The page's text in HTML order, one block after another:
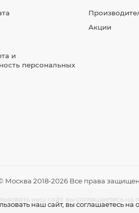
наш сайт, вы соглашаетесь на
и
персональных
Акции
Москва 2018-2026 Все права
наш сайт, вы соглашаетесь на